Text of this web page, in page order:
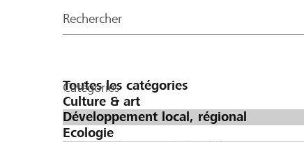
la
Rechercher
Catégories